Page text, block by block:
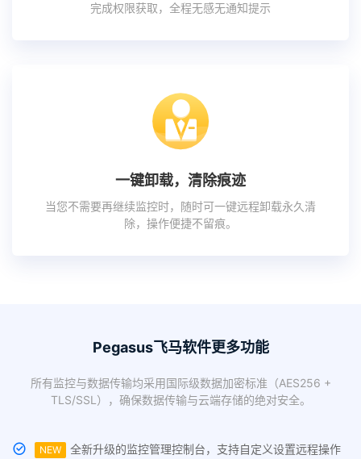
完成权限获取，全程无感无通知提示
一键卸载，清除痕迹
当您不需要再继续监控时，随时可一键远程卸载永久清
除，操作便捷不留痕。
Pegasus飞马软件更多功能
所有监控与数据传输均采用国际级数据加密标准（AES256 +
TLS/SSL），确保数据传输与云端存储的绝对安全。
NEW
全新升级的监控管理控制台，支持自定义设置远程操作